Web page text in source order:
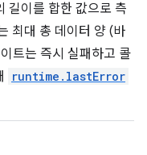
길이를 합한 값으로 측
최대 총 데이터 양 (바
트는 즉시 실패하고 콜
runtime.lastError